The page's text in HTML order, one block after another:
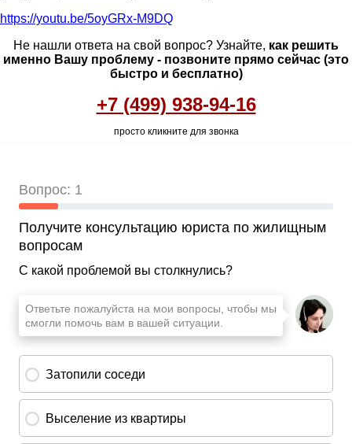
https://youtu.be/5oyGRx-M9DQ
Не нашли ответа на свой вопрос? Узнайте, как решить
именно Вашу проблему - позвоните прямо сейчас (это
быстро и бесплатно)
+7 (499) 938-94-16
просто кликните для звонка